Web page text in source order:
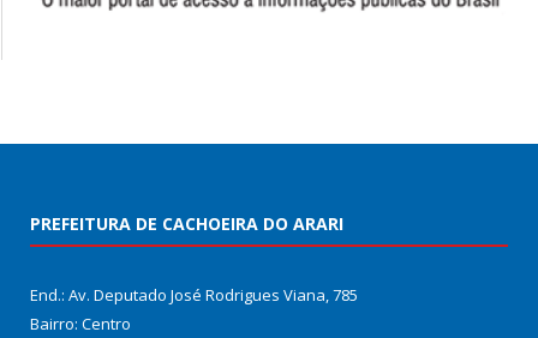
PREFEITURA DE CACHOEIRA DO ARARI
End.: Av. Deputado José Rodrigues Viana, 785
Bairro: Centro